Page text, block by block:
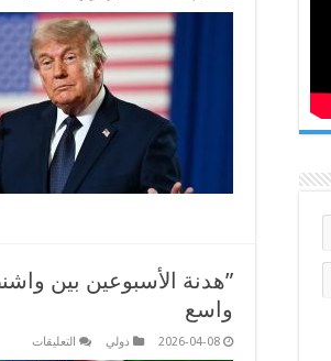
​”هدنة الأسبوعين بين
واسع
2026-04-08 دولي التعليقات